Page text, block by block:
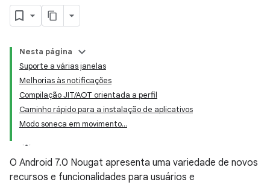
Nesta página
Suporte a várias janelas
Melhorias às notificações
Compilação JIT/AOT orientada a perfil
Caminho rápido para a instalação de aplicativos
Modo soneca em movimento...
O Android 7.0 Nougat apresenta uma variedade de novos
recursos e funcionalidades para usuários e